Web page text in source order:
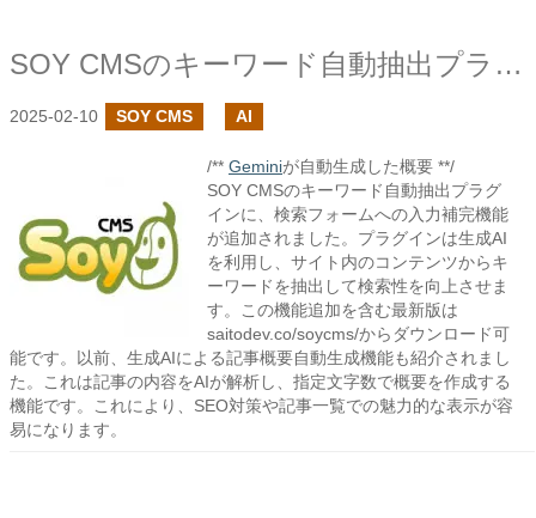
SOY CMSのキーワード自動抽出プラグインで入力補完機能を追加しました
2025-02-10 SOY CMS AI
/** Geminiが自動生成した概要 **/
SOY CMSのキーワード自動抽出プラグ
インに、検索フォームへの入力補完機能
が追加されました。プラグインは生成AI
を利用し、サイト内のコンテンツからキ
ーワードを抽出して検索性を向上させま
す。この機能追加を含む最新版は
saitodev.co/soycms/からダウンロード可
能です。以前、生成AIによる記事概要自動生成機能も紹介されまし
た。これは記事の内容をAIが解析し、指定文字数で概要を作成する
機能です。これにより、SEO対策や記事一覧での魅力的な表示が容
易になります。